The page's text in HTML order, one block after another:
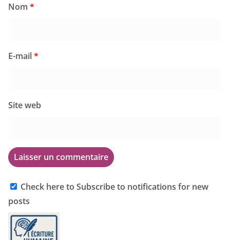
Nom *
E-mail*
Site web
Check here to Subscribe to notifications for new
posts